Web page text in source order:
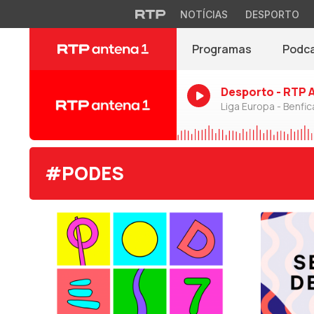
NOTÍCIAS DESPORTO
Programas
Desporto - RTP
Liga Europa -
#PODES